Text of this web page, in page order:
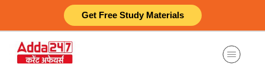
Get Free Study Materials
content